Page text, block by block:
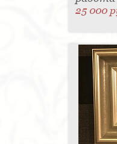
25 000